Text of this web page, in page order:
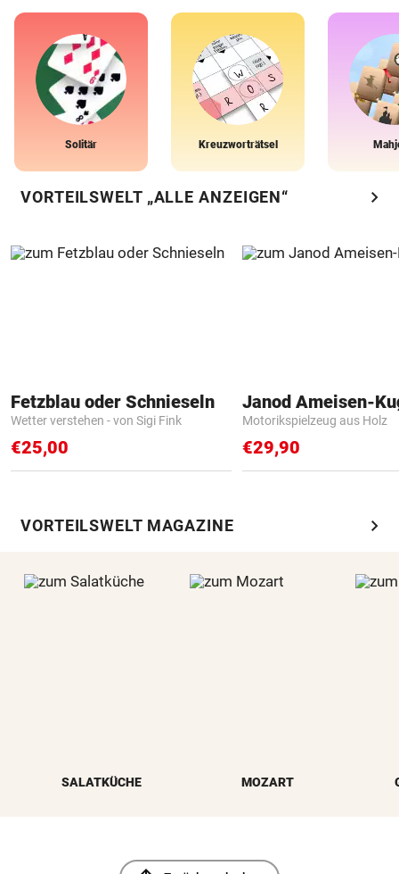
Solitär Kreuzworträtsel
VORTEILSWELT „ALLE ANZEIGEN“ chevron_right
Fetzblau oder Schnieseln
Wetter verstehen - von Sigi Fink
€25,00
Janod Ameisen-
Motorikspielzeug aus Holz
€29,90
VORTEILSWELT MAGAZINE chevron_right
SALATKÜCHE MOZART